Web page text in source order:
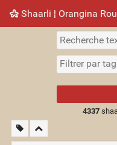
Shaarli ¦ Orangina
Nuage de tags Mur
4337